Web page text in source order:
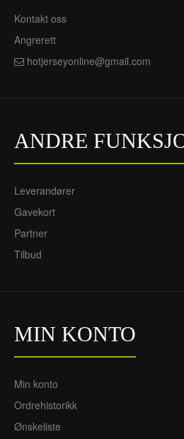
Kontakt oss
Angrerett
hotjerseyonline@gmail.com
ANDRE
Leverandører
Gavekort
Partner
Tilbud
MIN KONTO
Min konto
Ordrehistorikk
Ønskeliste